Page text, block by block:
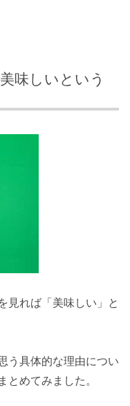
味しいという
見れば「美味しい」と
う具体的な理由につい
とめてみました。